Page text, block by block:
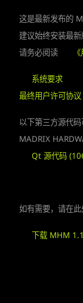
这是最新发布的
建议始终安装最新
请务必阅读
系统要求
最终用户许可协
以下第三方源代
MADRIX
Qt 源代码
如有需要，请在此
下载 MHM